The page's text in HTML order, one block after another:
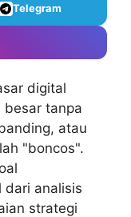
Telegram
digital
besar tanpa
atau
"boncos".
dari analisis
strategi